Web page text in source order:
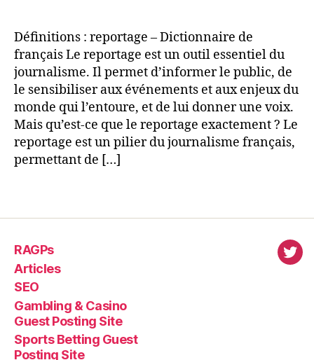
Définitions : reportage – Dictionnaire de
français Le reportage est un outil essentiel du
journalisme. Il permet d’informer le public, de
le sensibiliser aux événements et aux enjeux du
monde qui l’entoure, et de lui donner une voix.
Mais qu’est-ce que le reportage exactement ? Le
reportage est un pilier du journalisme français,
permettant de […]
RAGPs
Articles
SEO
Gambling & Casino
Guest Posting Site
Sports Betting Guest
Posting Site